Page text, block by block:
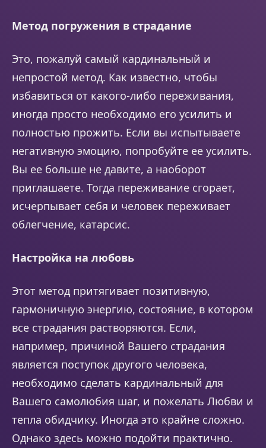
Метод погружения в страдание
Это, пожалуй самый кардинальный и
непростой метод. Как известно, чтобы
избавиться от какого-либо переживания,
иногда просто необходимо его усилить и
полностью прожить. Если вы испытываете
негативную эмоцию, попробуйте ее усилить.
Вы ее больше не давите, а наоборот
приглашаете. Тогда переживание сгорает,
исчерпывает себя и человек переживает
облегчение, катарсис.
Настройка на любовь
Этот метод притягивает позитивную,
гармоничную энергию, состояние, в котором
все страдания растворяются. Если,
например, причиной Вашего страдания
является поступок другого человека,
необходимо сделать кардинальный для
Вашего самолюбия шаг, и пожелать Любви и
тепла обидчику. Иногда это крайне сложно.
Однако здесь можно подойти практично.